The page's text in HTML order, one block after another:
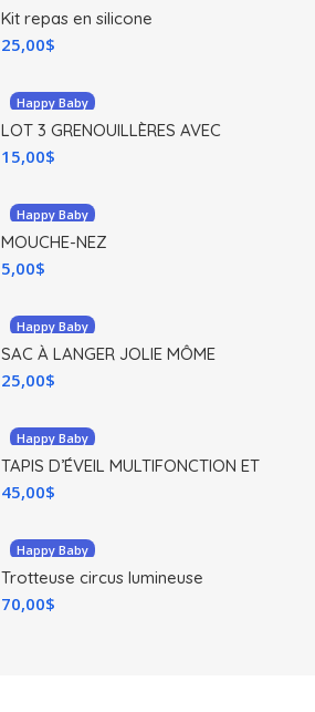
Kit repas en silicone
25,00$
Happy Baby
LOT 3 GRENOUILLÈRES AVEC
CHAUSSETTES
15,00$
Happy Baby
MOUCHE-NEZ
5,00$
Happy Baby
SAC À LANGER JOLIE MÔME
25,00$
Happy Baby
TAPIS D’ÉVEIL MULTIFONCTION ET
MUSICAL
45,00$
Happy Baby
Trotteuse circus lumineuse
70,00$